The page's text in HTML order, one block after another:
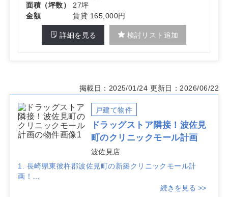
面積（坪数）
27坪
金額
賃貸 165,000円
詳細を見る 検討リスト追加
掲載日：2025/01/24 更新日：2026/06/22
戸建て物件
ドラッグストア隣接！波佐見
町のクリニックモール計画
波佐見店
1. 長崎県東彼杵郡波佐見町の新築クリニックモール計
画！
本物件は、新たに計画されているクリニックモールで、地
続きを見る >>